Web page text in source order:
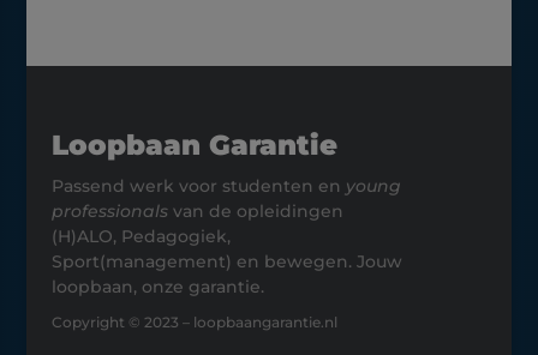
Loopbaan Garantie
Passend werk voor studenten en young
professionalsvan de opleidingen
(H)ALO, Pedagogiek,
Sport(management) en bewegen. Jouw
loopbaan, onze garantie.
Copyright © 2023 – loopbaangarantie.nl